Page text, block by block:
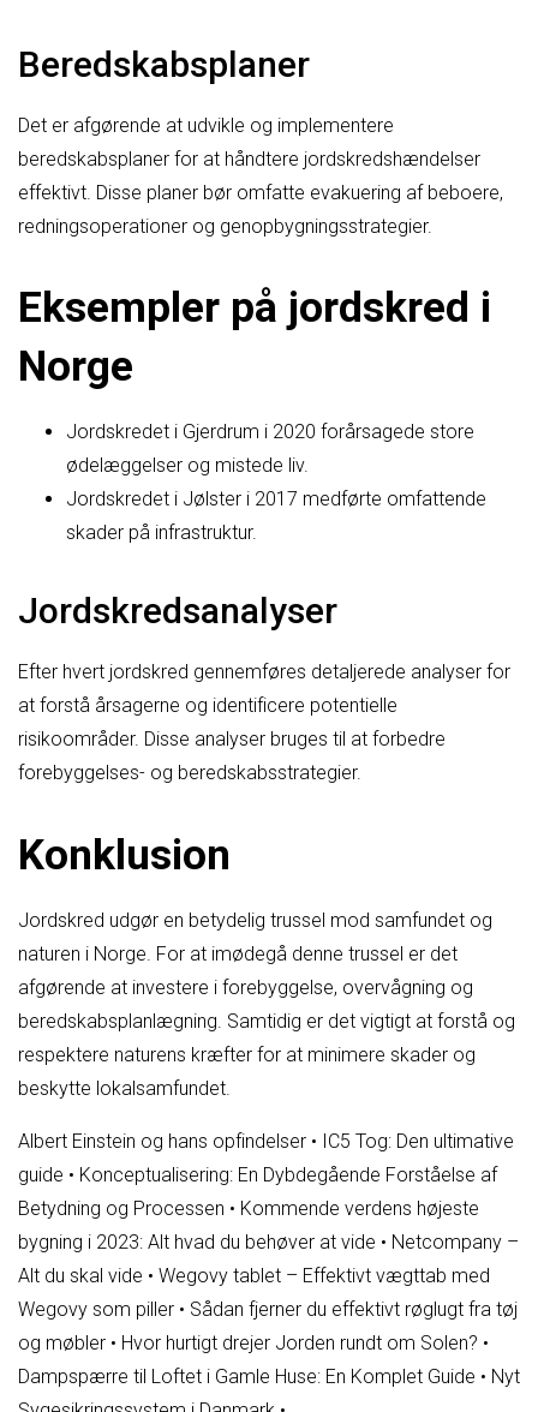
Beredskabsplaner
Det er afgørende at udvikle og implementere
beredskabsplaner for at håndtere jordskredshændelser
effektivt. Disse planer bør omfatte evakuering af beboere,
redningsoperationer og genopbygningsstrategier.
Eksempler på jordskred i
Norge
Jordskredet i Gjerdrum i 2020 forårsagede store
ødelæggelser og mistede liv.
Jordskredet i Jølster i 2017 medførte omfattende
skader på infrastruktur.
Jordskredsanalyser
Efter hvert jordskred gennemføres detaljerede analyser for
at forstå årsagerne og identificere potentielle
risikoområder. Disse analyser bruges til at forbedre
forebyggelses- og beredskabsstrategier.
Konklusion
Jordskred udgør en betydelig trussel mod samfundet og
naturen i Norge. For at imødegå denne trussel er det
afgørende at investere i forebyggelse, overvågning og
beredskabsplanlægning. Samtidig er det vigtigt at forstå og
respektere naturens kræfter for at minimere skader og
beskytte lokalsamfundet.
Albert Einstein og hans opfindelser • IC5 Tog: Den ultimative
guide • Konceptualisering: En Dybdegående Forståelse af
Betydning og Processen • Kommende verdens højeste
bygning i 2023: Alt hvad du behøver at vide • Netcompany –
Alt du skal vide • Wegovy tablet – Effektivt vægttab med
Wegovy som piller • Sådan fjerner du effektivt røglugt fra tøj
og møbler • Hvor hurtigt drejer Jorden rundt om Solen? •
Dampspærre til Loftet i Gamle Huse: En Komplet Guide • Nyt